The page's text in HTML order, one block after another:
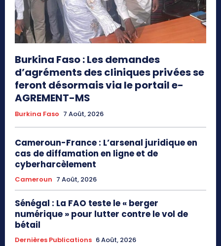
Burkina Faso : Les demandes
d’agréments des cliniques privées se
feront désormais via le portail e-
AGREMENT-MS
Burkina Faso 7 Août, 2026
Cameroun-France : L’arsenal juridique en
cas de diffamation en ligne et de
cyberharcèlement
Cameroun 7 Août, 2026
Sénégal : La FAO teste le « berger
numérique » pour lutter contre le vol de
bétail
Dernières Publications 6 Août, 2026